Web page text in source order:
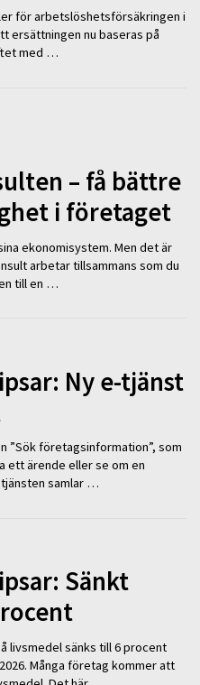
för arbetslöshetsförsäkringen i
ersättningen nu baseras på
med …
– få bättre
i företaget
ekonomisystem. Men det är
arbetar tillsammans som du
till en …
Ny e-tjänst
”Sök företagsinformation”, som
ett ärende eller se om en
tjänsten samlar …
Sänkt
livsmedel sänks till 6 procent
Många företag kommer att